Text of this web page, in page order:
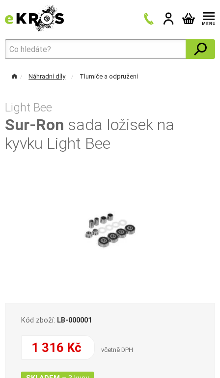
Náhradní díly Tlumiče a odpružení
Light Bee
Sur-Ron sada ložisek na
kyvku Light Bee
Kód zboží: LB-000001
1 316 Kč včetně DPH